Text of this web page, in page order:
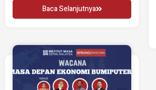
Baca Selanjutnya